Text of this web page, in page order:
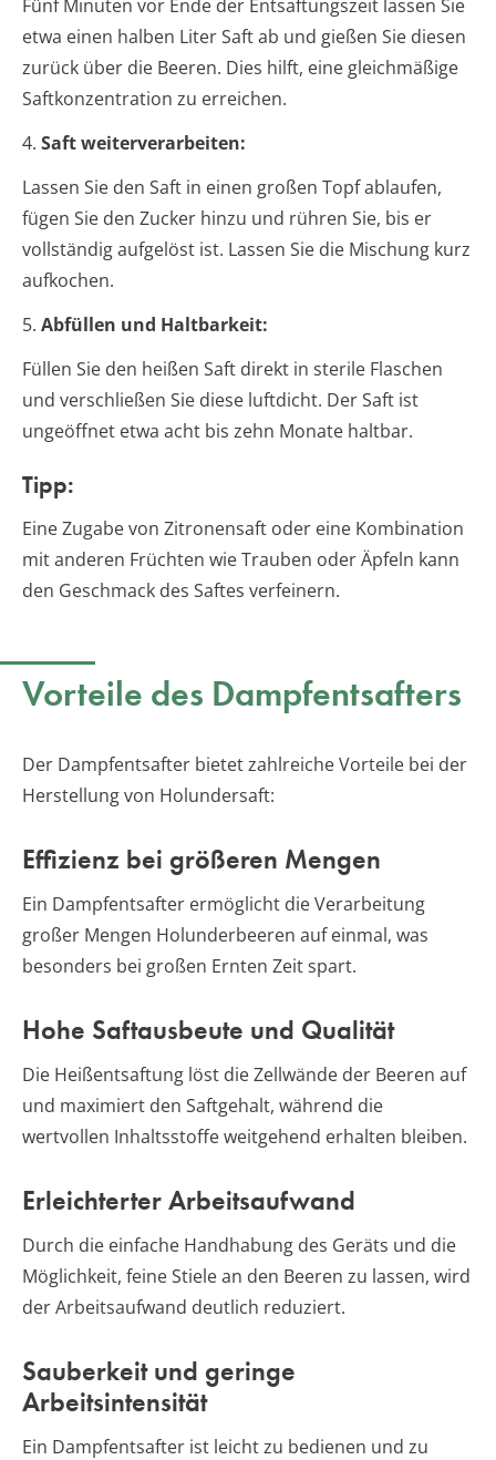
Fünf Minuten vor Ende der Entsaftungszeit lassen Sie
etwa einen halben Liter Saft ab und gießen Sie diesen
zurück über die Beeren. Dies hilft, eine gleichmäßige
Saftkonzentration zu erreichen.
4. Saft weiterverarbeiten:
Lassen Sie den Saft in einen großen Topf ablaufen,
fügen Sie den Zucker hinzu und rühren Sie, bis er
vollständig aufgelöst ist. Lassen Sie die Mischung kurz
aufkochen.
5. Abfüllen und Haltbarkeit:
Füllen Sie den heißen Saft direkt in sterile Flaschen
und verschließen Sie diese luftdicht. Der Saft ist
ungeöffnet etwa acht bis zehn Monate haltbar.
Tipp:
Eine Zugabe von Zitronensaft oder eine Kombination
mit anderen Früchten wie Trauben oder Äpfeln kann
den Geschmack des Saftes verfeinern.
Vorteile des Dampfentsafters
Der Dampfentsafter bietet zahlreiche Vorteile bei der
Herstellung von Holundersaft:
Effizienz bei größeren Mengen
Ein Dampfentsafter ermöglicht die Verarbeitung
großer Mengen Holunderbeeren auf einmal, was
besonders bei großen Ernten Zeit spart.
Hohe Saftausbeute und Qualität
Die Heißentsaftung löst die Zellwände der Beeren auf
und maximiert den Saftgehalt, während die
wertvollen Inhaltsstoffe weitgehend erhalten bleiben.
Erleichterter Arbeitsaufwand
Durch die einfache Handhabung des Geräts und die
Möglichkeit, feine Stiele an den Beeren zu lassen, wird
der Arbeitsaufwand deutlich reduziert.
Sauberkeit und geringe
Arbeitsintensität
Ein Dampfentsafter ist leicht zu bedienen und zu